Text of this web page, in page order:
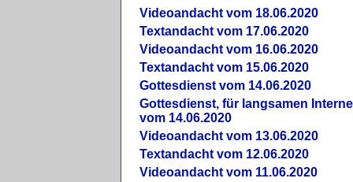
Videoandacht vom 18.06.2020
Textandacht vom 17.06.2020
Videoandacht vom 16.06.2020
Textandacht vom 15.06.2020
Gottesdienst vom 14.06.2020
Gottesdienst, für langsamen
vom 14.06.2020
Videoandacht vom 13.06.2020
Textandacht vom 12.06.2020
Videoandacht vom 11.06.2020